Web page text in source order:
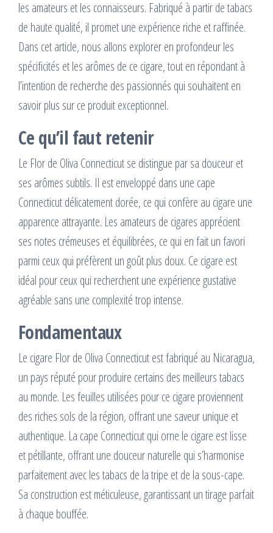
les amateurs et les connaisseurs. Fabriqué à partir de tabacs
de haute qualité, il promet une expérience riche et raffinée.
Dans cet article, nous allons explorer en profondeur les
spécificités et les arômes de ce cigare, tout en répondant à
l’intention de recherche des passionnés qui souhaitent en
savoir plus sur ce produit exceptionnel.
Ce qu’il faut retenir
Le Flor de Oliva Connecticut se distingue par sa douceur et
ses arômes subtils. Il est enveloppé dans une cape
Connecticut délicatement dorée, ce qui confère au cigare une
apparence attrayante. Les amateurs de cigares apprécient
ses notes crémeuses et équilibrées, ce qui en fait un favori
parmi ceux qui préfèrent un goût plus doux. Ce cigare est
idéal pour ceux qui recherchent une expérience gustative
agréable sans une complexité trop intense.
Fondamentaux
Le cigare Flor de Oliva Connecticut est fabriqué au Nicaragua,
un pays réputé pour produire certains des meilleurs tabacs
au monde. Les feuilles utilisées pour ce cigare proviennent
des riches sols de la région, offrant une saveur unique et
authentique. La cape Connecticut qui orne le cigare est lisse
et pétillante, offrant une douceur naturelle qui s’harmonise
parfaitement avec les tabacs de la tripe et de la sous-cape.
Sa construction est méticuleuse, garantissant un tirage parfait
à chaque bouffée.